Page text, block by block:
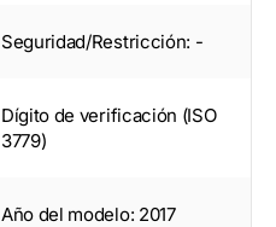
Seguridad/Restricción: -
Dígito de verificación (ISO
3779)
Año del modelo: 2017